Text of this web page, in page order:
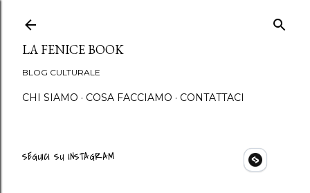
LA FENICE BOOK
BLOG CULTURALE
CHI SIAMO COSA FACCIAMO CONTATTACI
SEGUICI SU INSTAGRAM